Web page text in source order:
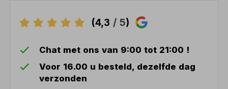
(4,3 / 5)
Chat met ons van 9:00 tot 21:00 !
Voor 16.00 u besteld, dezelfde dag
verzonden